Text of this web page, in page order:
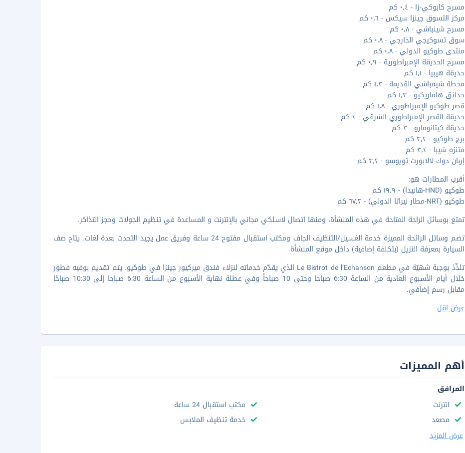
مسرح كابوكي-زا - ٠٫٤ كم
مركز التسوق جينزا سيكس - ٠٫٦ كم
مسرح شينباشي - ٠٫٨ كم
سوق تسوكيجي الخارجي - ٠٫٨ كم
منتدى طوكيو الدولي - ٠٫٨ كم
مسرح الحديقة الإمبراطورية - ٠٫٩ كم
حديقة هيبيا - ١٫١ كم
محطة شيمباشي القديمة - ١٫٣ كم
حدائق هاماريكيو - ١٫٣ كم
قصر طوكيو الإمبراطوري - ١٫٨ كم
حديقة القصر الإمبراطوري الشرقي - ٢ كم
حديقة كيتانومارو - ٣ كم
برج طوكيو - ٣٫٢ كم
متنزه شيبا - ٣٫٢ كم
إربان دوك لالابورت تويوسو - ٣٫٢ كم
أقرب المطارات هو:
طوكيو (HND-هانيدا) - ١٩٫٩ كم
طوكيو (NRT-مطار نيراتا الدولي) - ٦٧٫٢ كم
تمتع بوسائل الراحة المتاحة في هذه المنشأة، ومنها اتصال لاسلكي مجاني بالإنترنت و المساعدة في تنظيم الجولات وحجز التذاكر.
تضم وسائل الرائحة المميزة خدمة الغسيل/التنظيف الجاف ومكتب استقبال مفتوح 24 ساعة وفريق عمل يجيد التحدث بعدة لغات. يتاح صف
السيارة بمعرفة النزيل (بتكلفة إضافية) داخل موقع المنشأة.
تلذّذ بوجبة شهيّة في مطعم Le Bistrot de l’Echanson الذي يقدّم خدماته لنزلاء فندق ميركيور جينزا في طوكيو. يتم تقديم بوفيه فطور
خلال أيام الأسبوع العادية من الساعة 6:30 صباحا وحتى 10 صباحاً وفي عطلة نهاية الأسبوع من الساعة 6:30 صباحا إلى 10:30 صباحًا
مقابل رسم إضافي.
عرض اقل
أهم المميزات
المرافق
انترنت
مكتب استقبال 24 ساعة
مصعد
خدمة تنظيف الملابس
عرض المزيد